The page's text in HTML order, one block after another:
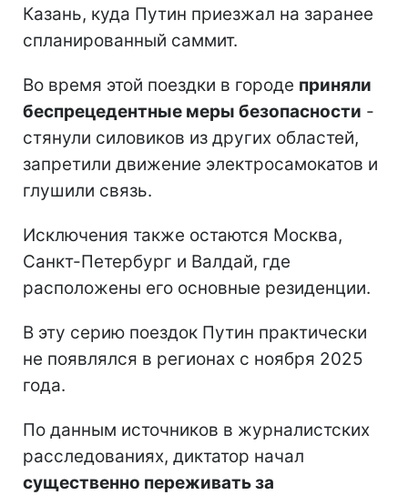
Казань, куда Путин приезжал на заранее
спланированный саммит.
Во время этой поездки в городе приняли
беспрецедентные меры безопасности -
стянули силовиков из других областей,
запретили движение электросамокатов и
глушили связь.
Исключения также остаются Москва,
Санкт-Петербург и Валдай, где
расположены его основные резиденции.
В эту серию поездок Путин практически
не появлялся в регионах с ноября 2025
года.
По данным источников в журналистских
расследованиях, диктатор начал
существенно переживать за